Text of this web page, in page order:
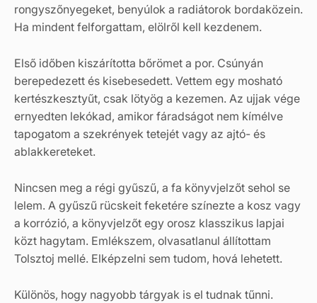
rongyszőnyegeket, benyúlok a radiátorok bordaközein.
Ha mindent felforgattam, elölről kell kezdenem.
Első időben kiszárította bőrömet a por. Csúnyán
berepedezett és kisebesedett. Vettem egy mosható
kertészkesztyűt, csak lötyög a kezemen. Az ujjak vége
ernyedten lekókad, amikor fáradságot nem kímélve
tapogatom a szekrények tetejét vagy az ajtó- és
ablakkereteket.
Nincsen meg a régi gyűszű, a fa könyvjelzőt sehol se
lelem. A gyűszű rücskeit feketére színezte a kosz vagy
a korrózió, a könyvjelzőt egy orosz klasszikus lapjai
közt hagytam. Emlékszem, olvasatlanul állítottam
Tolsztoj mellé. Elképzelni sem tudom, hová lehetett.
Különös, hogy nagyobb tárgyak is el tudnak tűnni.